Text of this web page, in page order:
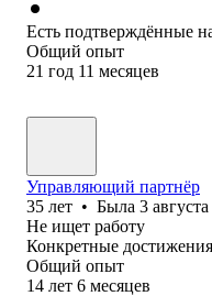
Есть подтверждённые
Общий опыт
21 год 11 месяцев
Управляющий партнёр
35 лет • Была 3 августа
Не ищет работу
Конкретные достижения
Общий опыт
14 лет 6 месяцев